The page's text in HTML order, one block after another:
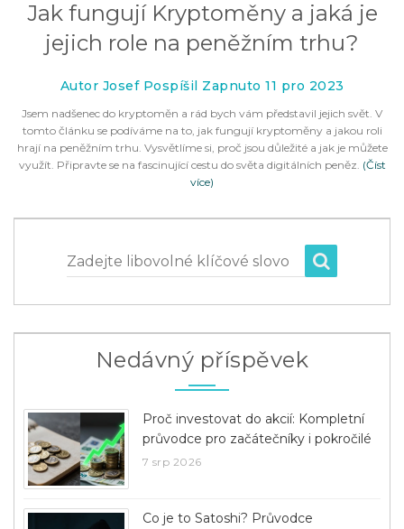
Jak fungují Kryptoměny a jaká je
jejich role na peněžním trhu?
Autor Josef Pospíšil Zapnuto 11 pro 2023
Jsem nadšenec do kryptoměn a rád bych vám představil jejich svět. V
tomto článku se podíváme na to, jak fungují kryptoměny a jakou roli
hrají na peněžním trhu. Vysvětlíme si, proč jsou důležité a jak je můžete
využít. Připravte se na fascinující cestu do světa digitálních peněz. (Číst
více)
Zadejte libovolné klíčové slovo
Nedávný příspěvek
Proč investovat do akcií: Kompletní
průvodce pro začátečníky i pokročilé
7 srp 2026
Co je to Satoshi? Průvodce